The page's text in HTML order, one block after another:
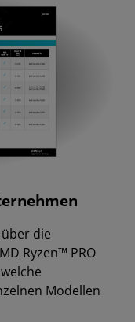
die
Ryzen™ PRO
Modellen